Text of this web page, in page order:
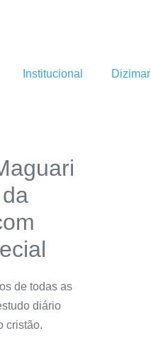
Institucional Dizimar
de todas as
diário
cristão.